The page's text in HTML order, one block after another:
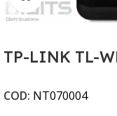
TP-LINK TL-
COD: NT070004